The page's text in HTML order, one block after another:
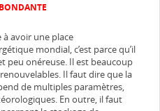
à avoir une place
mondial, c’est parce qu’il
peu onéreuse. Il est beaucoup
Il faut dire que la
de multiples paramètres,
En outre, il faut